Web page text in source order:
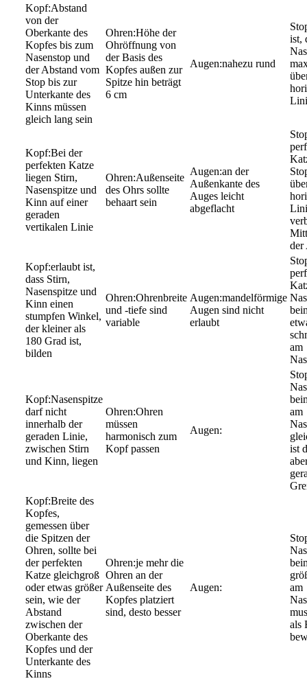
Abstand
von der
Oberkante des
Kopfes bis zum
Nasenstop und
der Abstand vom
Stop bis zur
Unterkante des
Kinns müssen
gleich lang sein
Höhe der
Ohröffnung von
der Basis des
Kopfes außen zur
Spitze hin beträgt
6 cm
nahezu rund
ist,
Bei der
perfekten Katze
liegen Stirn,
Nasenspitze und
Kinn auf einer
geraden
vertikalen Linie
Außenseite
des Ohrs sollte
behaart sein
an der
Außenkante des
Auges leicht
abgeflacht
der
erlaubt ist,
dass Stirn,
Nasenspitze und
Kinn einen
stumpfen Winkel,
der kleiner als
180 Grad ist,
bilden
Ohrenbreite
und -tiefe sind
variable
mandelförmige
Augen sind nicht
erlaubt
am
Nasenspitze
darf nicht
innerhalb der
geraden Linie,
zwischen Stirn
und Kinn, liegen
Ohren
müssen
harmonisch zum
Kopf passen
am
ist
Breite des
Kopfes,
gemessen über
die Spitzen der
Ohren, sollte bei
der perfekten
Katze gleichgroß
oder etwas größer
sein, wie der
Abstand
zwischen der
Oberkante des
Kopfes und der
Unterkante des
Kinns
je mehr die
Ohren an der
Außenseite des
Kopfes platziert
sind, desto besser
am
als